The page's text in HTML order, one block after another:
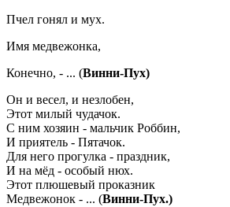
Пчел гонял и мух.
Имя медвежонка,
Конечно, - ... (Винни-Пух)
Он и весел, и незлобен,
Этот милый чудачок.
С ним хозяин - мальчик Роббин,
И приятель - Пятачок.
Для него прогулка - праздник,
И на мёд - особый нюх.
Этот плюшевый проказник
Медвежонок - ... (Винни-Пух.)